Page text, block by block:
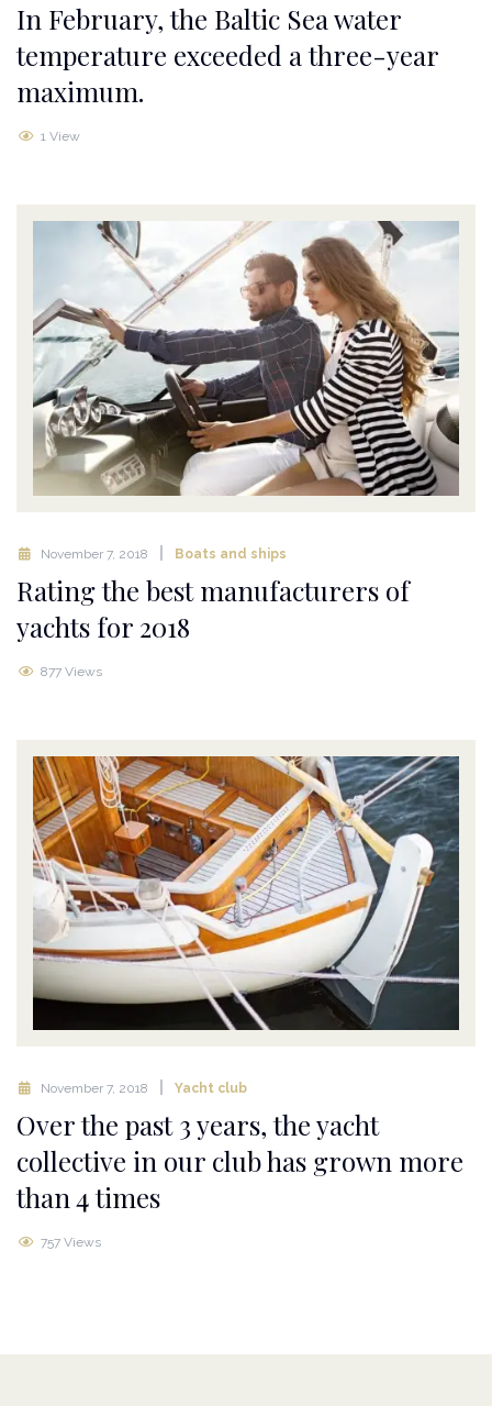
In February, the Baltic Sea water
temperature exceeded a three-year
maximum.
1 View
November 7, 2018 Boats and ships
Rating the best manufacturers of
yachts for 2018
877 Views
November 7, 2018 Yacht club
Over the past 3 years, the yacht
collective in our club has grown more
than 4 times
757 Views